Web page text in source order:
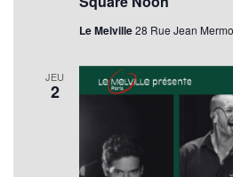
Le Melville28 Rue Jean
JEU
2